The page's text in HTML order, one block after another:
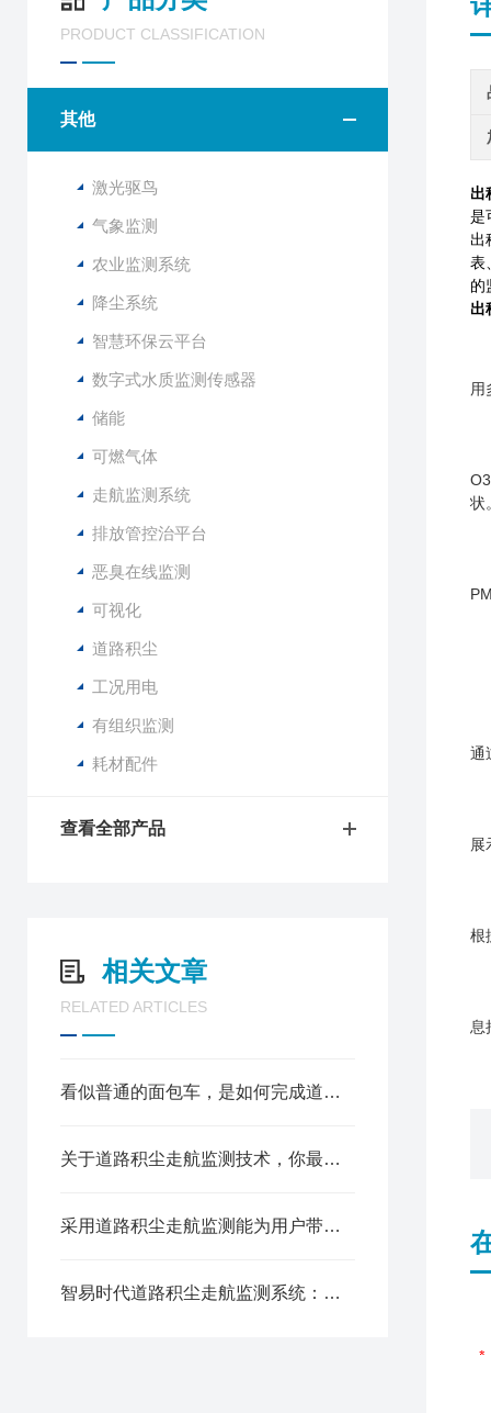
PRODUCT CLASSIFICATION
其他
激光驱鸟
气象监测
农业监测系统
降尘系统
智慧环保云平台
数字式水质监测传感器
储能
可燃气体
走航监测系统
排放管控治平台
恶臭在线监测
可视化
道路积尘
工况用电
有组织监测
耗材配件
查看全部产品
相关文章
RELATED ARTICLES
看似普通的面包车，是如何完成道路积尘监测的任务的?
关于道路积尘走航监测技术，你最想知道的几个问题都在这里啦
采用道路积尘走航监测能为用户带来什么?
智易时代道路积尘走航监测系统：精准“以克论净”，赋能扬尘治理
出
是
出
表
的
出
用
状
通
展
根
息